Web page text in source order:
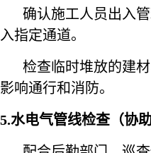
确认施工人员出入
入指定通道。
检查临时堆放的建
影响通行和消防。
5.水电气管线检查（协助